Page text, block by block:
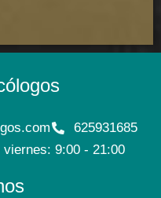
625931685
viernes: 9:00 - 21:00